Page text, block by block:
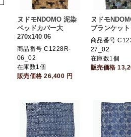
ヌドモNDOMO 泥染
ベッドカバー大
270x140 06
商品番号 C1228R-
06_02
在庫数1個
販売価格26,400 円
ヌドモ
ブランケッ
商品番号
27_02
在庫数1個
販売価格